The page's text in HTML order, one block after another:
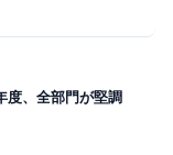
、全部門が堅調